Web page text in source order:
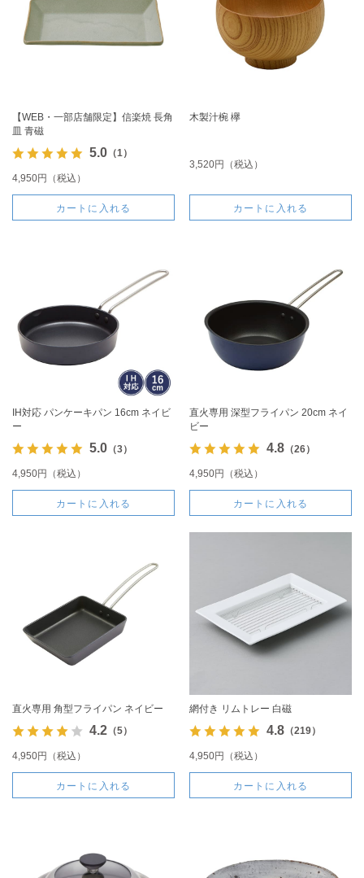
【WEB・一部店舗限定】信楽焼 長角
皿 青磁
5.0（1）
4,950円（税込）
カートに入れる
木製汁椀 欅
3,520円（税込）
カートに入れる
IH対応 パンケーキパン 16cm ネイビ
ー
5.0（3）
4,950円（税込）
カートに入れる
直火専用 深型フライパン 20cm ネイ
ビー
4.8（26）
4,950円（税込）
カートに入れる
直火専用 角型フライパン ネイビー
4.2（5）
4,950円（税込）
カートに入れる
網付き リムトレー 白磁
4.8（219）
4,950円（税込）
カートに入れる